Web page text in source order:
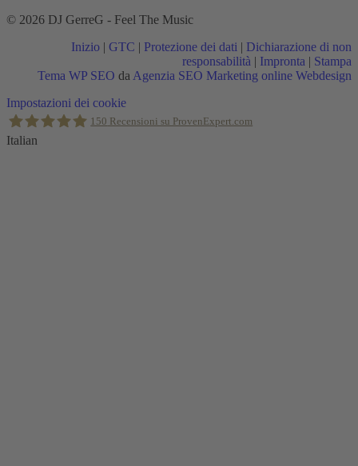
© 2026 DJ GerreG - Feel The Music
Inizio | GTC | Protezione dei dati | Dichiarazione di non
responsabilità | Impronta | Stampa
Tema WP SEO da Agenzia SEO Marketing online Webdesign
Torna
in
alto
Impostazioni dei cookie
150 Recensioni su ProvenExpert.com
Italian